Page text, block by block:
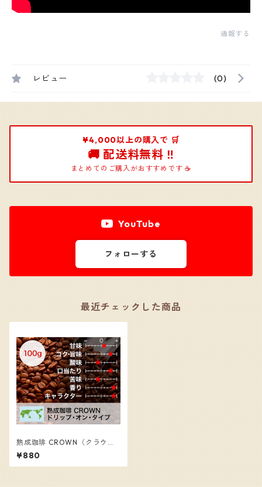
通報する
レビュー (0)
¥4,000以上の購入で 🛒
🚚 配送料無料 ‼️
まとめてのご購入がおすすめです ☕️
YouTube
フォローする
最近チェックした商品
熟成珈琲 CROWN〈クラウ
ン〉／コーヒー豆（100g）
¥880